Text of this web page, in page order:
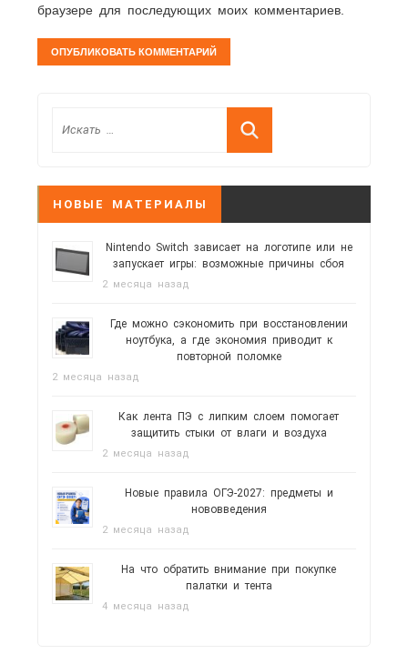
браузере для последующих моих комментариев.
НОВЫЕ МАТЕРИАЛЫ
Nintendo Switch зависает на логотипе или не
запускает игры: возможные причины сбоя
2 месяца назад
Где можно сэкономить при восстановлении
ноутбука, а где экономия приводит к
повторной поломке
2 месяца назад
Как лента ПЭ с липким слоем помогает
защитить стыки от влаги и воздуха
2 месяца назад
Новые правила ОГЭ-2027: предметы и
нововведения
2 месяца назад
На что обратить внимание при покупке
палатки и тента
4 месяца назад